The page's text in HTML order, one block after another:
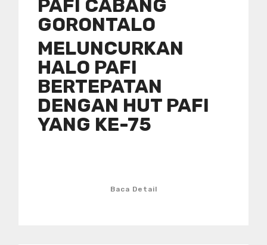
PAFI CABANG
GORONTALO
MELUNCURKAN
HALO PAFI
BERTEPATAN
DENGAN HUT PAFI
YANG KE-75
Baca Detail